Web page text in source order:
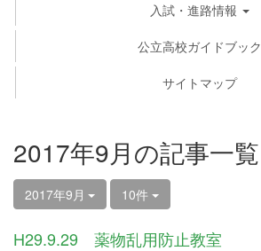
入試・進路情報
公立高校ガイドブック
サイトマップ
2017年9月の記事一覧
2017年9月 10件
H29.9.29 薬物乱用防止教室